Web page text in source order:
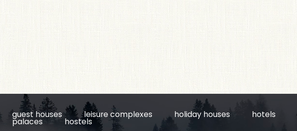
guest houses leisure complexes holiday houses hotels
palaces hostels